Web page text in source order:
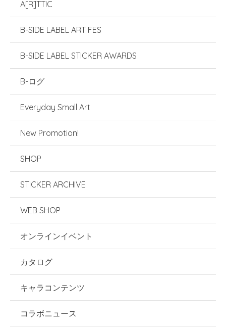
A[R]TTIC
B-SIDE LABEL ART FES
B-SIDE LABEL STICKER AWARDS
B-ログ
Everyday Small Art
New Promotion!
SHOP
STICKER ARCHIVE
WEB SHOP
オンラインイベント
カタログ
キャラコンテンツ
コラボニュース